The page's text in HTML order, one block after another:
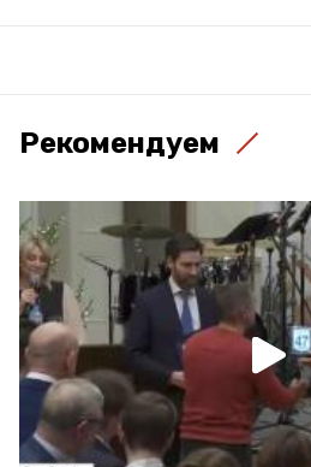
Рекомендуем